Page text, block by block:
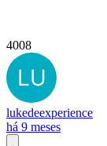
4008
lukedeexperience
há 9 meses